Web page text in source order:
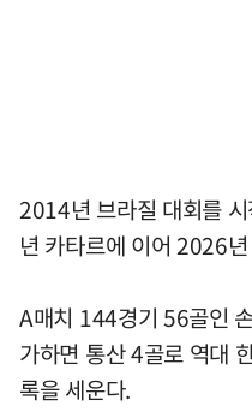
2014년 브라질 대회를
년 카타르에 이어 2026
A매치 144경기 56골인
가하면 통산 4골로 역대
록을 세운다.